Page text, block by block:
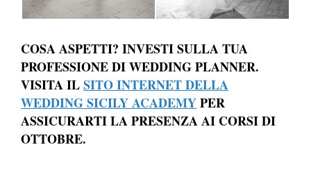
COSA ASPETTI? INVESTI SULLA TUA
PROFESSIONE DI WEDDING PLANNER.
VISITA ILSITO INTERNET DELLA
WEDDING SICILY ACADEMYPER
ASSICURARTI LA PRESENZA AI CORSI DI
OTTOBRE.